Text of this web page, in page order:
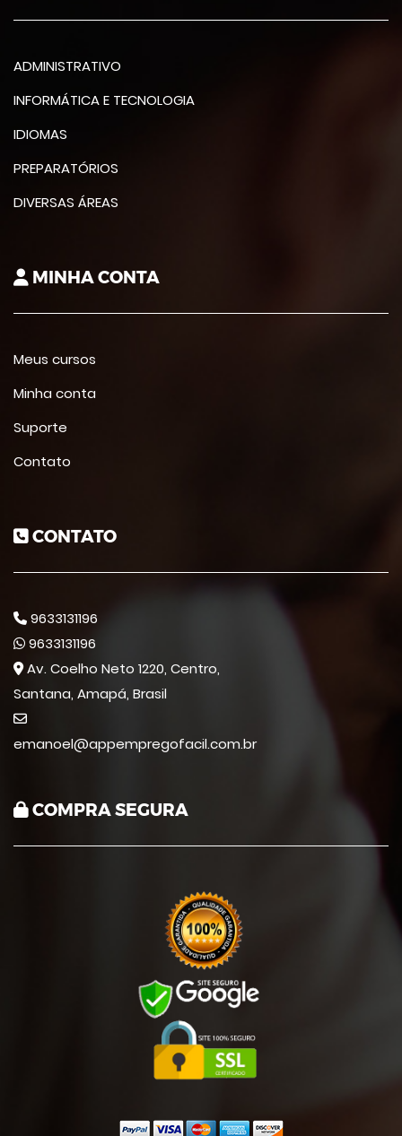
ADMINISTRATIVO
INFORMÁTICA E TECNOLOGIA
IDIOMAS
PREPARATÓRIOS
DIVERSAS ÁREAS
MINHA CONTA
Meus cursos
Minha conta
Suporte
Contato
CONTATO
9633131196
9633131196
Av. Coelho Neto 1220, Centro,
Santana, Amapá, Brasil
emanoel@appempregofacil.com.br
COMPRA SEGURA